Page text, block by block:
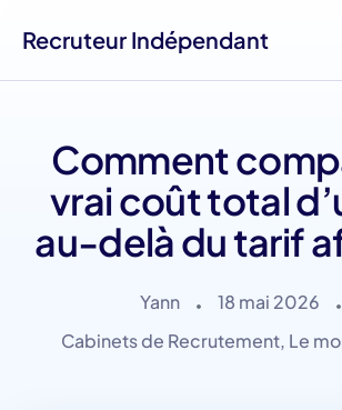
Recruteur Indépendant
Comment
vrai coût total
au-delà du tarif
Yann
18 mai 2026
Cabinets de Recrutement, Le